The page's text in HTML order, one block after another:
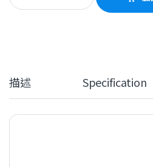
描述 Specification